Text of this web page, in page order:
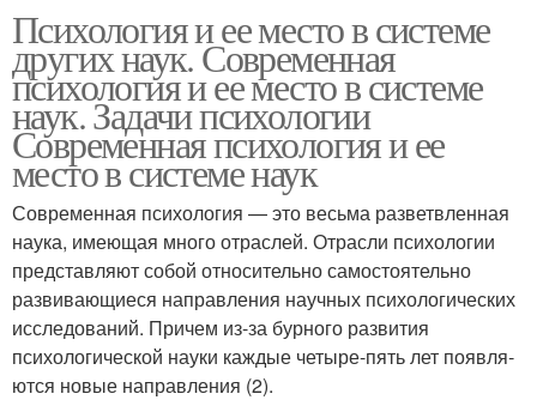
Психология и ее место в системе
других наук. Современная
психология и ее место в системе
наук. Задачи психологии
Современная психология и ее
место в системе наук
Современная психология — это весьма разветвленная
наука, имеющая много отраслей. Отрасли психологии
представляют собой относительно самостоятель­но
развивающиеся направления научных психологических
исследований. Причем из-за бурного развития
психологической науки каждые четыре-пять лет появля­
ются новые направления (2).